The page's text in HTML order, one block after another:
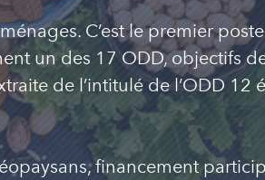
C’est le premier poste
un des 17 ODD, objectifs
de l’intitulé de l’ODD 12
financement